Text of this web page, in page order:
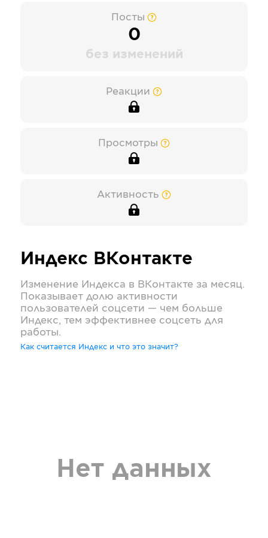
Посты
0
без изменений
Реакции
Просмотры
Активность
Индекс ВКонтакте
Изменение Индекса в ВКонтакте за месяц.
Показывает долю активности
пользователей соцсети — чем больше
Индекс, тем эффективнее соцсеть для
работы.
Как считается Индекс и что это значит?
Нет данных